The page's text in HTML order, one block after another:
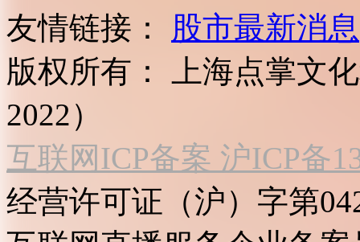
友情链接：
股市最新消息
版权所有：
上海点掌文
2022）
互联网ICP备案 沪ICP备
经营许可证（沪）字第